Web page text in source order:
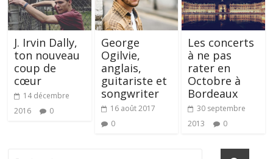
J. Irvin Dally,
ton nouveau
coup de
cœur
14 décembre
2016
0
George
Ogilvie,
anglais,
guitariste et
songwriter
16 août 2017
0
Les concerts
à ne pas
rater en
Octobre à
Bordeaux
30 septembre
2013
0